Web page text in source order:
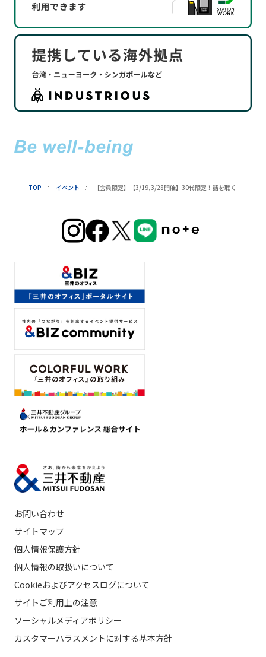
TOP イベント 【会員限定】【3/19,3/28開催】30代限定！話を聴くプロが、
お問い合わせ
サイトマップ
個人情報保護方針
個人情報の取扱いについて
Cookieおよびアクセスログについて
サイトご利用上の注意
ソーシャルメディアポリシー
カスタマーハラスメントに対する基本方針